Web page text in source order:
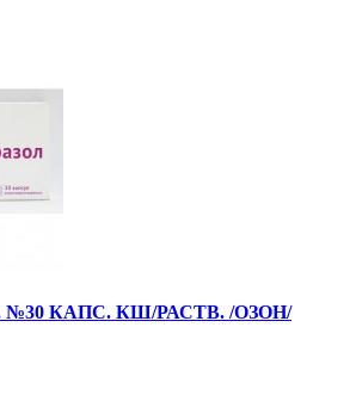
№30 КАПС. КШ/РАСТВ. /ОЗОН/